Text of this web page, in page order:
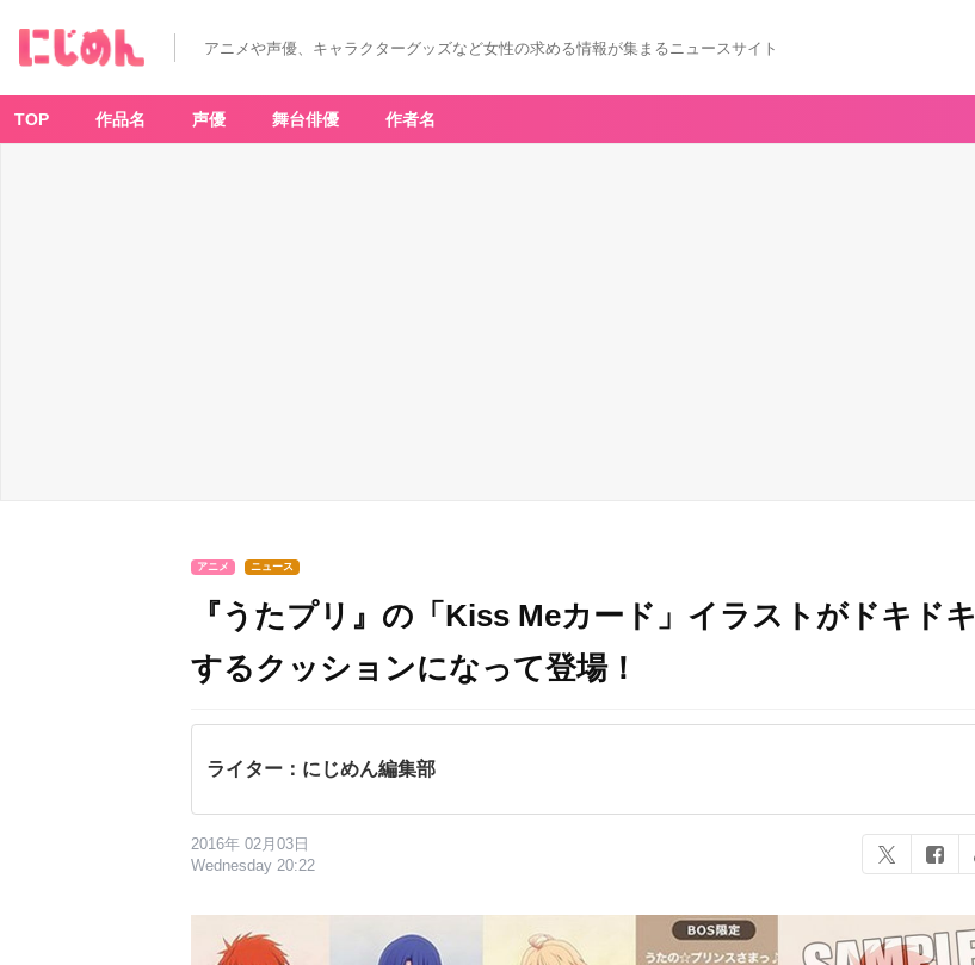
アニメや声優、キャラクターグッズなど女性の求める情報が集まるニュースサイト
TOP 作品名 声優 舞台俳優 作者名
アニメ ニュース
『うたプリ』の「Kiss Meカード」イラストがドキドキ
するクッションになって登場！
ライター：にじめん編集部
2016年 02月03日
Wednesday 20:22